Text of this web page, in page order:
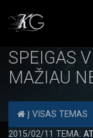
SPEIGAS
MAŽIAU
Į VISAS TEMAS
2015/02/11 TEMA: